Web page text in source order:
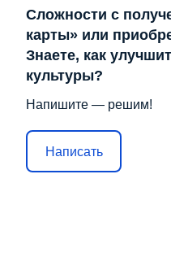
Сложности с
карты» или
Знаете, как
культуры?
Напишите — решим!
Написать